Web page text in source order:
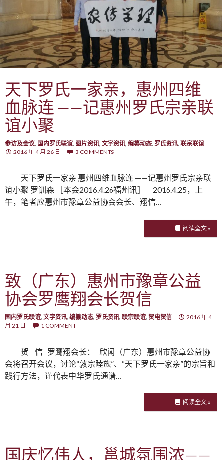
天下罗氏一家亲，惠州四维
血脉连 ——记惠州罗氏宗亲联
谊小聚
参访及会议, 国内罗氏联谊, 图片资讯, 文字资讯, 编纂动态, 罗氏资讯, 联宗联谊
2016 年 4 月 26 日
3 COMMENTS
天下罗氏一家亲 惠州四维血脉连 ——记惠州罗氏宗亲联
谊小聚 罗训森 ［本会2016.4.26福州讯］ 2016.4.25，上
午，笔者应惠州市豫章公益协会会长、翔信…
阅读全文 »
致（广东）惠州市豫章公益
协会罗鹰翔会长贺信
国内罗氏联谊, 文字资讯, 编纂动态, 罗氏资讯, 联宗联谊, 贺电贺信
2016 年 4
月 21 日
1 COMMENT
贺 信 罗鹰翔会长： 欣闻（广东）惠州市豫章公益协
会将召开会议，讨论“敦宗睦族”、“天下罗氏一家亲”的宗旨和
践行方法，谨代表中华罗氏通谱…
阅读全文 »
国庆忆伟人，邕城氛围浓——